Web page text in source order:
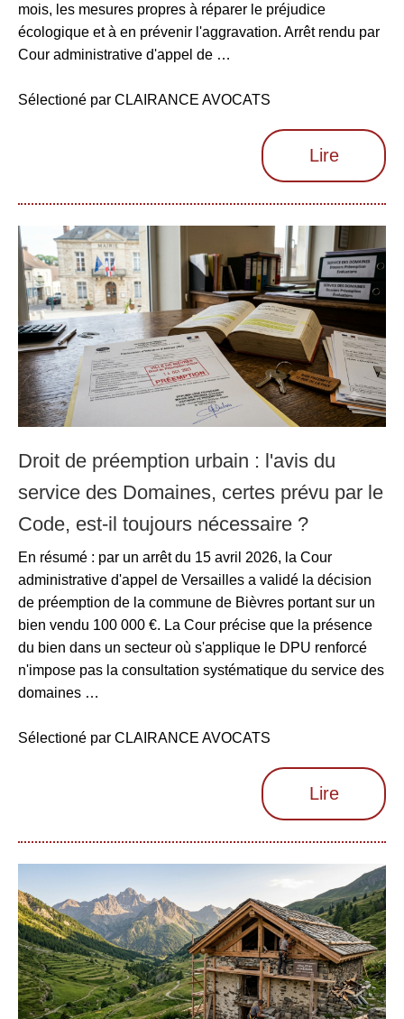
mois, les mesures propres à réparer le préjudice
écologique et à en prévenir l'aggravation. Arrêt rendu par
Cour administrative d'appel de …
Sélectioné par CLAIRANCE AVOCATS
Lire
Droit de préemption urbain : l'avis du
service des Domaines, certes prévu par le
Code, est-il toujours nécessaire ?
En résumé : par un arrêt du 15 avril 2026, la Cour
administrative d'appel de Versailles a validé la décision
de préemption de la commune de Bièvres portant sur un
bien vendu 100 000 €. La Cour précise que la présence
du bien dans un secteur où s'applique le DPU renforcé
n'impose pas la consultation systématique du service des
domaines …
Sélectioné par CLAIRANCE AVOCATS
Lire